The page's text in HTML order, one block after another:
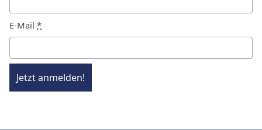
E-Mail *
Jetzt anmelden!